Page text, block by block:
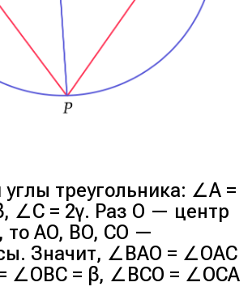
треугольника: ∠A =
∠C = 2γ. Раз O — центр
AO, BO, CO —
Значит, ∠BAO = ∠OAC
∠OBC = β, ∠BCO = ∠OCA